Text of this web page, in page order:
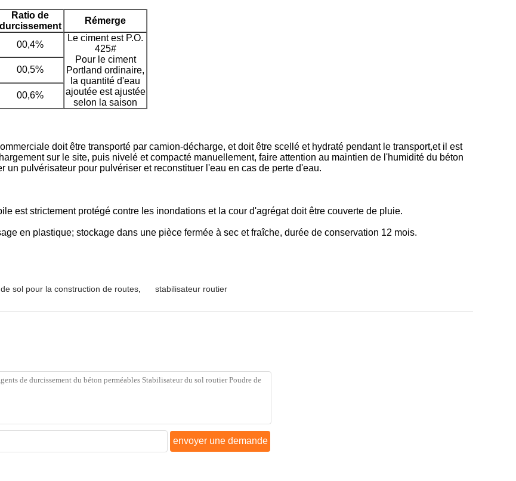
Ratio de
durcissement
Rémerge
00,4%
Le ciment est P.O.
425#
Pour le ciment
Portland ordinaire,
la quantité d'eau
ajoutée est ajustée
selon la saison
00,5%
00,6%
doit être transporté par camion-décharge, et doit être scellé et hydraté pendant le transport,et il est
sur le site, puis nivelé et compacté manuellement, faire attention au maintien de l'humidité du béton
pulvérisateur pour pulvériser et reconstituer l'eau en cas de perte d'eau.
est strictement protégé contre les inondations et la cour d'agrégat doit être couverte de pluie.
en plastique; stockage dans une pièce fermée à sec et fraîche, durée de conservation 12 mois.
sol pour la construction de routes stabilisateur routier
envoyer une demande